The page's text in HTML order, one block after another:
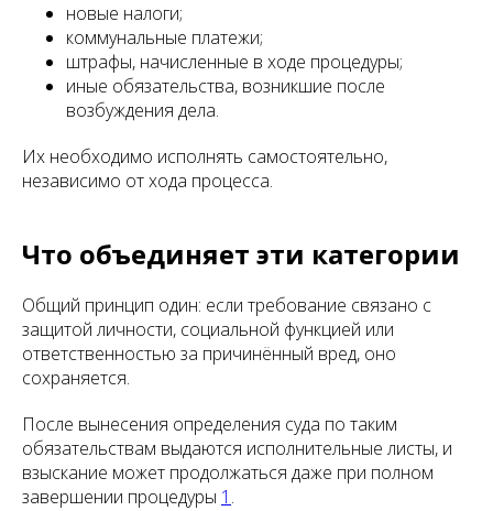
новые налоги;
коммунальные платежи;
штрафы, начисленные в ходе процедуры;
иные обязательства, возникшие после
возбуждения дела.
Их необходимо исполнять самостоятельно,
независимо от хода процесса.
Что объединяет эти категории
Общий принцип один: если требование связано с
защитой личности, социальной функцией или
ответственностью за причинённый вред, оно
сохраняется.
После вынесения определения суда по таким
обязательствам выдаются исполнительные листы, и
взыскание может продолжаться даже при полном
завершении процедуры 1 .